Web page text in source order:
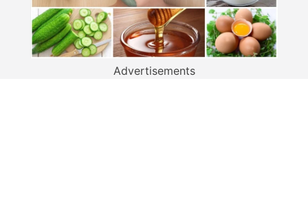
Advertisements